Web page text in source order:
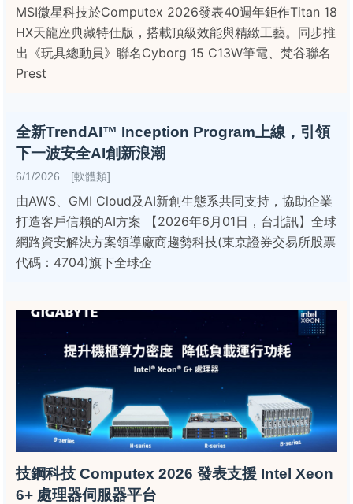
MSI微星科技於Computex 2026發表40週年鉅作Titan 18
HX天龍座典藏特仕版，搭載頂級效能與精緻工藝。同步推
出《玩具總動員》聯名Cyborg 15 C13W筆電、梵谷聯名
Prest
全新TrendAI™ Inception Program上線，引領
下一波安全AI創新浪潮
6/1/2026 [軟體類]
由AWS、GMI Cloud及AI新創生態系共同支持，協助企業
打造客戶信賴的AI方案 【2026年6月01日，台北訊】全球
網路資安解決方案領導廠商趨勢科技(東京證券交易所股票
代碼：4704)旗下全球企
技鋼科技 Computex 2026 發表支援 Intel Xeon
6+ 處理器伺服器平台